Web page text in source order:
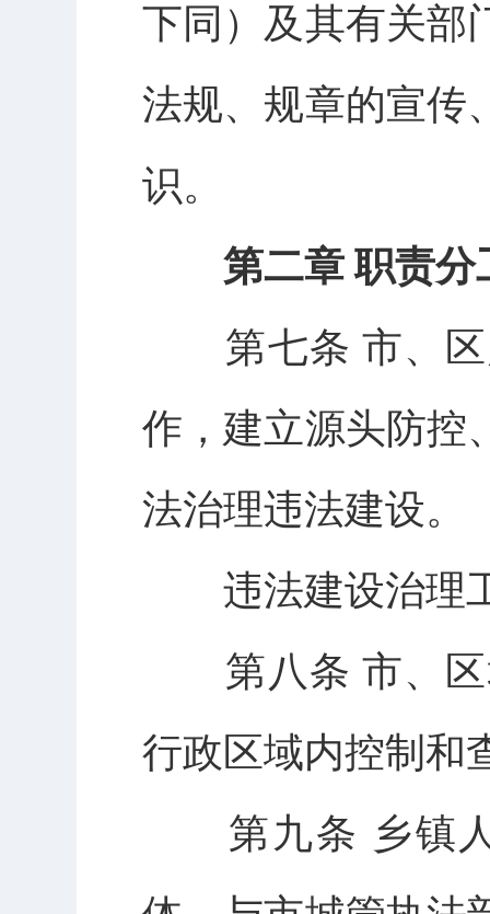
下同）及其有关部
法规、规章的宣传
识。
第二章 职责分
第七条 市、区
作，建立源头防控
法治理违法建设。
违法建设治理工
第八条 市、区
行政区域内控制和
第九条 乡镇人